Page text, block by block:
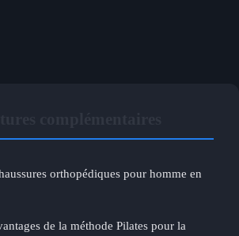
orthopédiques pour homme en
de la méthode Pilates pour la